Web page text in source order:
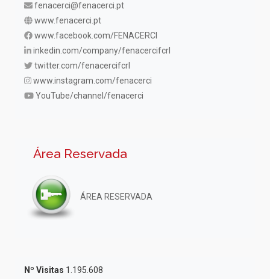
fenacerci@fenacerci.pt
www.fenacerci.pt
www.facebook.com/FENACERCI
inkedin.com/company/fenacercifcrl
twitter.com/fenacercifcrl
www.instagram.com/fenacerci
YouTube/channel/fenacerci
Área Reservada
ÁREA RESERVADA
Nº Visitas 1.195.608